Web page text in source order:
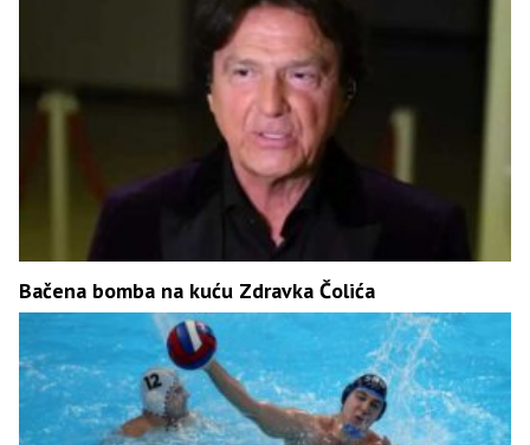
Bačena bomba na kuću Zdravka Čolića